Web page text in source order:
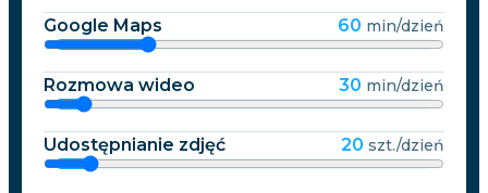
Google Maps 60 min/dzień
Rozmowa wideo 30 min/dzień
Udostępnianie zdjęć 20 szt./dzień